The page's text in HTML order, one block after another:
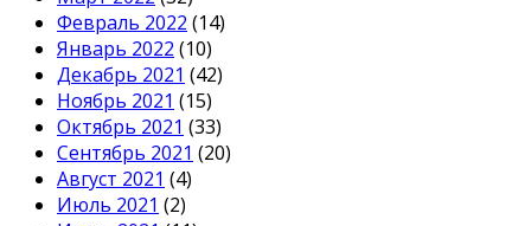
Февраль 2022 (14)
Январь 2022 (10)
Декабрь 2021 (42)
Ноябрь 2021 (15)
Октябрь 2021 (33)
Сентябрь 2021 (20)
Август 2021 (4)
Июль 2021 (2)